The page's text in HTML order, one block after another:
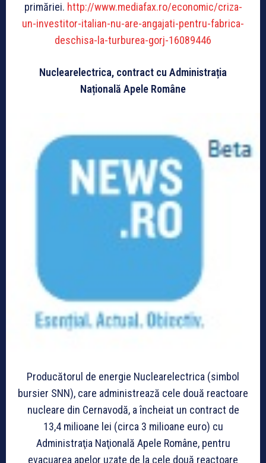
primăriei. http://www.mediafax.ro/economic/criza-
un-investitor-italian-nu-are-angajati-pentru-fabrica-
deschisa-la-turburea-gorj-16089446
Nuclearelectrica, contract cu Administrația
Națională Apele Române
Producătorul de energie Nuclearelectrica (simbol
bursier SNN), care administrează cele două reactoare
nucleare din Cernavodă, a încheiat un contract de
13,4 milioane lei (circa 3 milioane euro) cu
Administraţia Naţională Apele Române, pentru
evacuarea apelor uzate de la cele două reactoare